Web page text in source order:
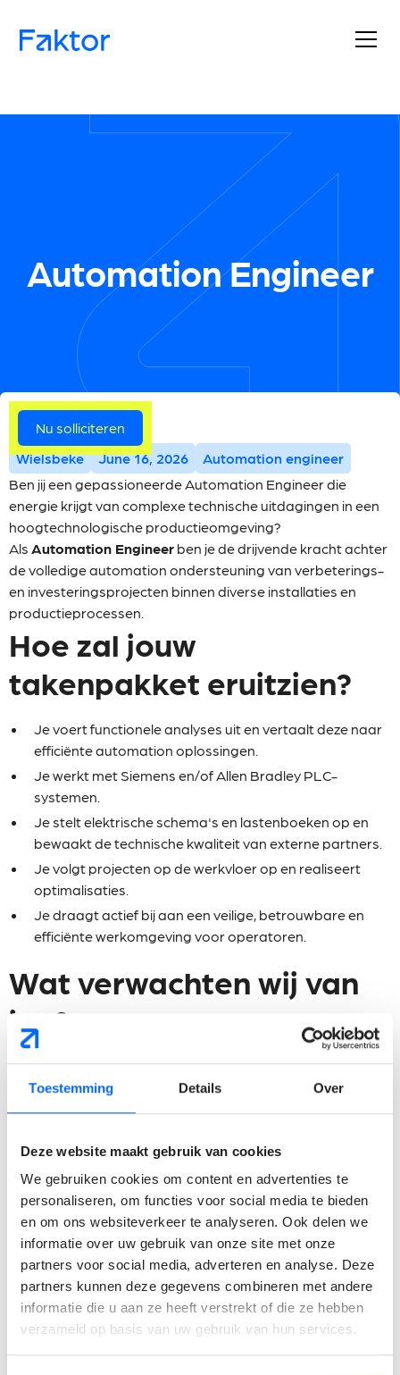
Toestemming Details Over
Deze website maakt gebruik van cookies
We gebruiken cookies om content en advertenties te
personaliseren, om functies voor social media te bieden
en om ons websiteverkeer te analyseren. Ook delen we
informatie over uw gebruik van onze site met onze
partners voor social media, adverteren en analyse. Deze
partners kunnen deze gegevens combineren met andere
informatie die u aan ze heeft verstrekt of die ze hebben
verzameld op basis van uw gebruik van hun services.
Automation Engineer
Meer vacatures
Wielsbeke June 16, 2026
Automation engineer
Ben jij een gepassioneerde Automation Engineer die
energie krijgt van complexe technische uitdagingen in een
hoogtechnologische productieomgeving?
Als Automation Engineer ben je de drijvende kracht achter
de volledige automation ondersteuning van verbeterings-
en investeringsprojecten binnen diverse installaties en
productieprocessen.
Hoe zal jouw
takenpakket eruitzien?
Je voert functionele analyses uit en vertaalt deze naar
efficiënte automation oplossingen.
Je werkt met Siemens en/of Allen Bradley PLC-
systemen.
Je stelt elektrische schema's en lastenboeken op en
bewaakt de technische kwaliteit van externe partners.
Je volgt projecten op de werkvloer op en realiseert
optimalisaties.
Je draagt actief bij aan een veilige, betrouwbare en
efficiënte werkomgeving voor operatoren.
Wat verwachten wij van
jou?
Je hebt enkele jaren relevante ervaring binnen een
industriële omgeving.
Je beschikt over brede technische kennis van
systemen.
Je bent een proactieve initiatiefnemer die zelfstandig
complexe problemen kan analyseren en oplossen.
Wat bieden wij jou?
Een zeer mooie maandverloning: €4.000 - €5.300 bruto
/ maand afhankelijk van jouw kennis en ervaring.
Uitgebreid verlofstelsel en flexibel uurrooster met
Nu solliciteren